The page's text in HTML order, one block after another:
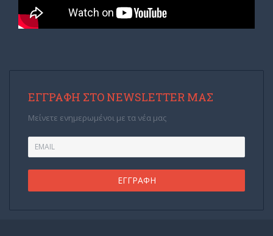
ΕΓΓΡΑΦΉ ΣΤΟ NEWSLETTER ΜΑΣ
Μείνετε ενημερωμένοι με τα νέα μας